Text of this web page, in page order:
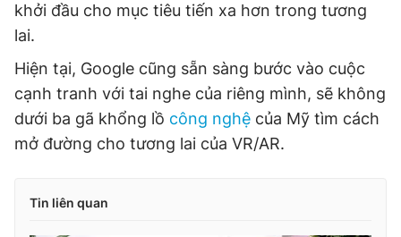
khởi đầu cho mục tiêu tiến xa hơn trong tương
lai.
Hiện tại, Google cũng sẵn sàng bước vào cuộc
cạnh tranh với tai nghe của riêng mình, sẽ không
dưới ba gã khổng lồ công nghệ của Mỹ tìm cách
mở đường cho tương lai của VR/AR.
Tin liên quan